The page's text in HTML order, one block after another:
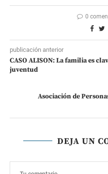
0
publicación anterior
CASO ALISON: La familia es
juventud
Asociación de
DEJA UN